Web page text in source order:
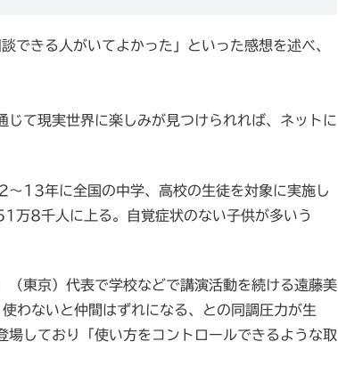
できる人がいてよかった」といった感想を述べ、
て現実世界に楽しみが見つけられれば、ネットに
13年に全国の中学、高校の生徒を対象に実施し
万8千人に上る。自覚症状のない子供が多いう
東京）代表で学校などで講演活動を続ける遠藤美
わないと仲間はずれになる、との同調圧力が生
しており「使い方をコントロールできるような取